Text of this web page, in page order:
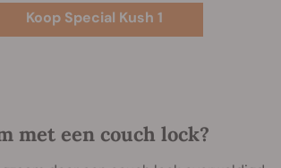
Koop Special Kush 1
met een couch lock?